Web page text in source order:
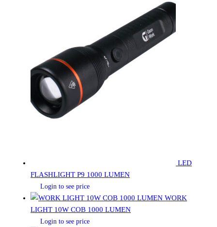
LED
FLASHLIGHT P9 1000 LUMEN
Login to see price
WORK
LIGHT 10W COB 1000 LUMEN
Login to see price